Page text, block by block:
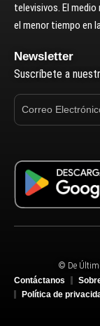
televisivos. El
el menor tiempo en
Newsletter
Suscríbete a
© De
Contáctanos
Política de